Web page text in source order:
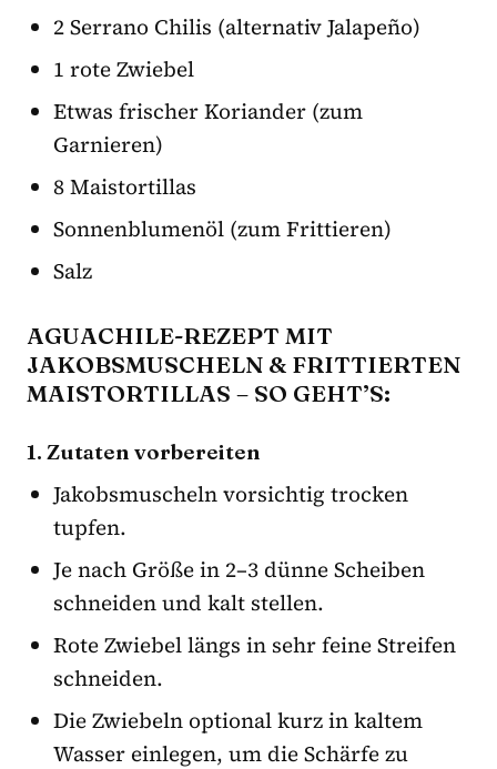
2 Serrano Chilis (alternativ Jalapeño)
1 rote Zwiebel
Etwas frischer Koriander (zum
Garnieren)
8 Maistortillas
Sonnenblumenöl (zum Frittieren)
Salz
AGUACHILE-REZEPT MIT
JAKOBSMUSCHELN & FRITTIERTEN
MAISTORTILLAS – SO GEHT’S:
1. Zutaten vorbereiten
Jakobsmuscheln vorsichtig trocken
tupfen.
Je nach Größe in 2–3 dünne Scheiben
schneiden und kalt stellen.
Rote Zwiebel längs in sehr feine Streifen
schneiden.
Die Zwiebeln optional kurz in kaltem
Wasser einlegen, um die Schärfe zu